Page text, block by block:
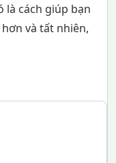
là cách giúp bạn
và tất nhiên,